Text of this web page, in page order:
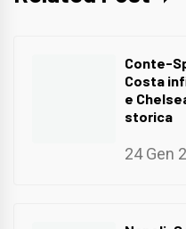
Conte-
Costa
e
storica
24 Gen